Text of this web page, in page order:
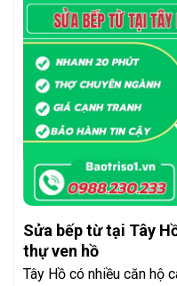
Sửa bếp từ tại Tây
thự ven hồ
Tây Hồ có nhiều căn hộ